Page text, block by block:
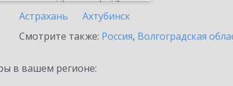
Астрахань
Ахтубинск
Смотрите также: Россия, Волгоградская
в вашем регионе: